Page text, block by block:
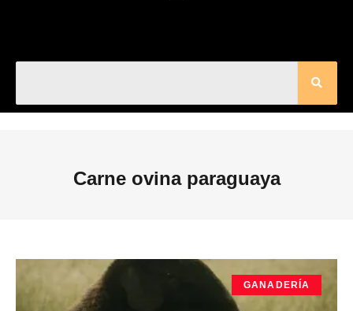
Carne ovina paraguaya
GANADERÍA